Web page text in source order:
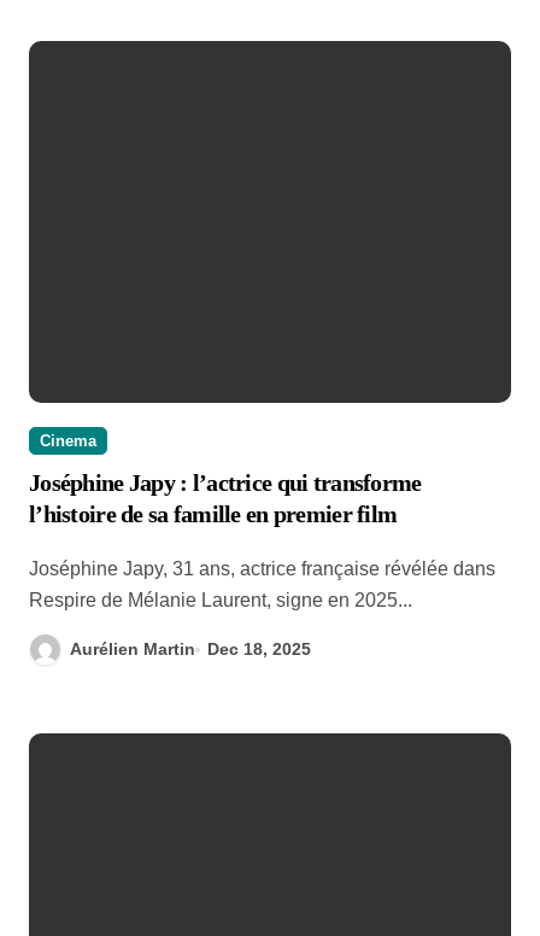
Cinema
Joséphine Japy : l’actrice qui transforme
l’histoire de sa famille en premier film
Joséphine Japy, 31 ans, actrice française révélée dans
Respire de Mélanie Laurent, signe en 2025...
Aurélien Martin Dec 18, 2025